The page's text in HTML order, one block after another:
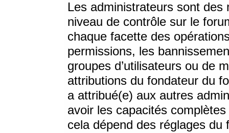
Les administrateurs sont
niveau de contrôle sur le
chaque facette des
permissions, les
groupes d’utilisateurs ou de
attributions du fondateur du
a attribué(e) aux autres
avoir les capacités
cela dépend des réglages du